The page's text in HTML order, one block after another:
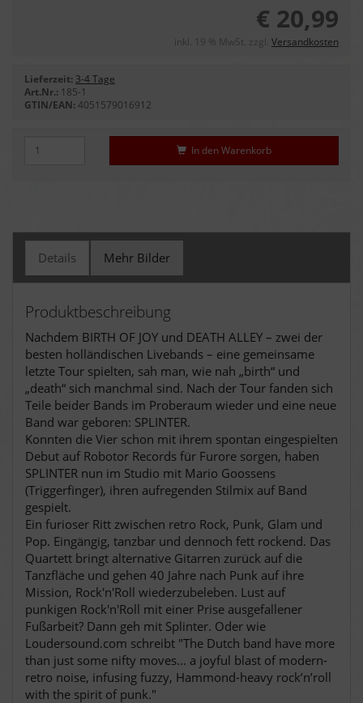
€ 20,99
inkl. 19 % MwSt. zzgl. Versandkosten
Lieferzeit: 3-4 Tage
Art.Nr.: 185-1
GTIN/EAN: 4051579016912
In den Warenkorb
Details Mehr Bilder
Produktbeschreibung
Nachdem BIRTH OF JOY und DEATH ALLEY – zwei der
besten holländischen Livebands – eine gemeinsame
letzte Tour spielten, sah man, wie nah „birth“ und
„death“ sich manchmal sind. Nach der Tour fanden sich
Teile beider Bands im Proberaum wieder und eine neue
Band war geboren: SPLINTER.
Konnten die Vier schon mit ihrem spontan eingespielten
Debut auf Robotor Records für Furore sorgen, haben
SPLINTER nun im Studio mit Mario Goossens
(Triggerfinger), ihren aufregenden Stilmix auf Band
gespielt.
Ein furioser Ritt zwischen retro Rock, Punk, Glam und
Pop. Eingängig, tanzbar und dennoch fett rockend. Das
Quartett bringt alternative Gitarren zurück auf die
Tanzfläche und gehen 40 Jahre nach Punk auf ihre
Mission, Rock'n'Roll wiederzubeleben. Lust auf
punkigen Rock'n'Roll mit einer Prise ausgefallener
Fußarbeit? Dann geh mit Splinter. Oder wie
Loudersound.com schreibt "The Dutch band have more
than just some nifty moves... a joyful blast of modern-
retro noise, infusing fuzzy, Hammond-heavy rock’n’roll
with the spirit of punk."